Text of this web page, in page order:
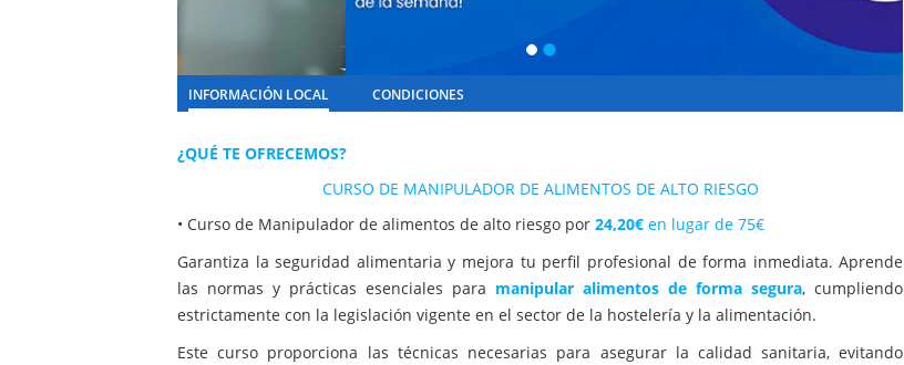
INFORMACIÓN LOCAL CONDICIONES
¿QUÉ TE OFRECEMOS?
CURSO DE MANIPULADOR DE ALIMENTOS DE ALTO RIESGO
• Curso de Manipulador de alimentos de alto riesgo por 24,20€ en lugar de 75€
Garantiza la seguridad alimentaria y mejora tu perfil profesional de forma inmediata. Aprende
las normas y prácticas esenciales para manipular alimentos de forma segura, cumpliendo
estrictamente con la legislación vigente en el sector de la hostelería y la alimentación.
Este curso proporciona las técnicas necesarias para asegurar la calidad sanitaria, evitando